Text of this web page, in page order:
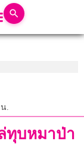
.
ทุบหมาป่า